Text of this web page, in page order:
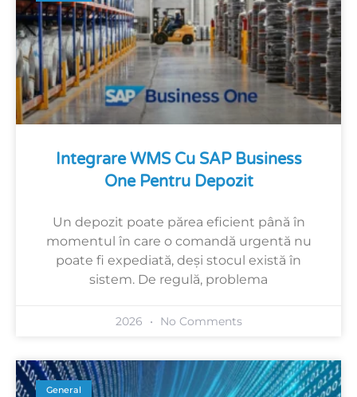
Integrare WMS Cu SAP Business
One Pentru Depozit
Un depozit poate părea eficient până în
momentul în care o comandă urgentă nu
poate fi expediată, deși stocul există în
sistem. De regulă, problema
2026 No Comments
General